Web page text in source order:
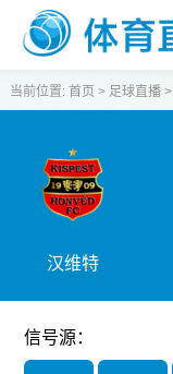
当前位置: 首页 > 足球直播>
汉维特
信号源：